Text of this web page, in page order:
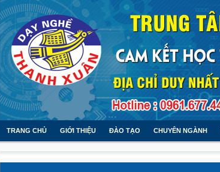
TRANG CHỦ GIỚI THIỆU ĐÀO TẠO CHUYÊN NGÀNH